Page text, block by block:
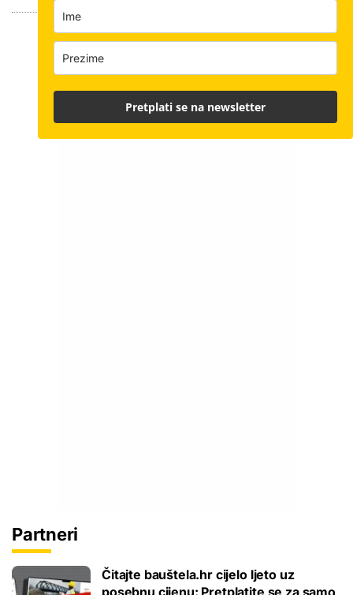
Partneri
Čitajte bauštela.hr cijelo ljeto uz
posebnu cijenu: Pretplatite se za samo
Pretplati se na newsletter